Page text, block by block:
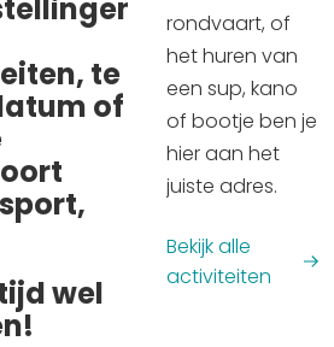
te
of
wel
rondvaart, of
het huren van
een sup, kano
of bootje ben je
hier aan het
juiste adres.
Bekijk alle
activiteiten